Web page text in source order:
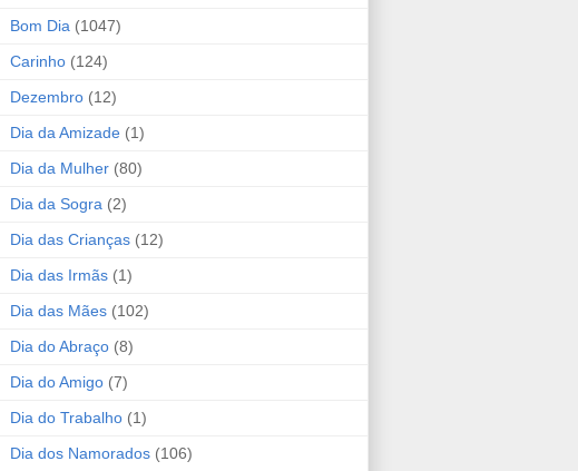
Bom Dia (1047)
Carinho (124)
Dezembro (12)
Dia da Amizade (1)
Dia da Mulher (80)
Dia da Sogra (2)
Dia das Crianças (12)
Dia das Irmãs (1)
Dia das Mães (102)
Dia do Abraço (8)
Dia do Amigo (7)
Dia do Trabalho (1)
Dia dos Namorados (106)